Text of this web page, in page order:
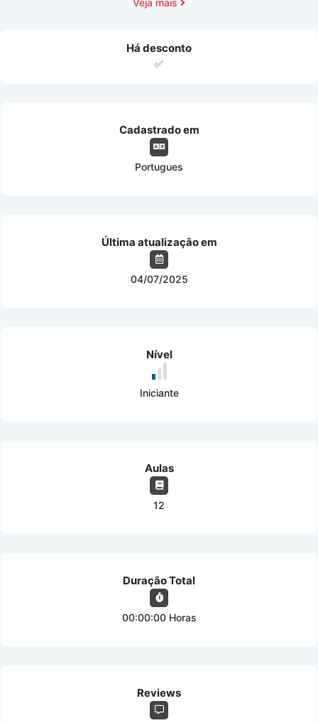
Veja mais
Há desconto
✅
Cadastrado em
Portugues
Última atualização em
04/07/2025
Nível
Iniciante
Aulas
12
Duração Total
00:00:00 Horas
Reviews